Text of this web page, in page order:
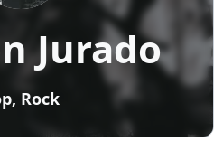
Jurado
Rock